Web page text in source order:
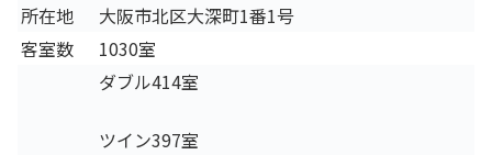
所在地
大阪市北区大深町1番1号
客室数
1030室
ダブル414室
ツイン397室